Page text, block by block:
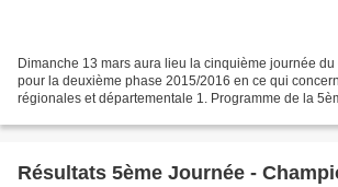
Dimanche 13 mars aura lieu la cinquième journée
pour la deuxième phase 2015/2016 en ce qui
régionales et départementale 1. Programme de la
Résultats 5ème Journée -